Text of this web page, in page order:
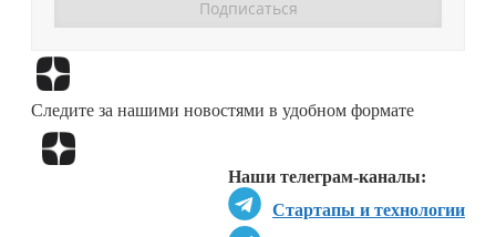
Следите за нашими новостями в удобном формате
Наши телеграм-каналы:
Стартапы и технологии